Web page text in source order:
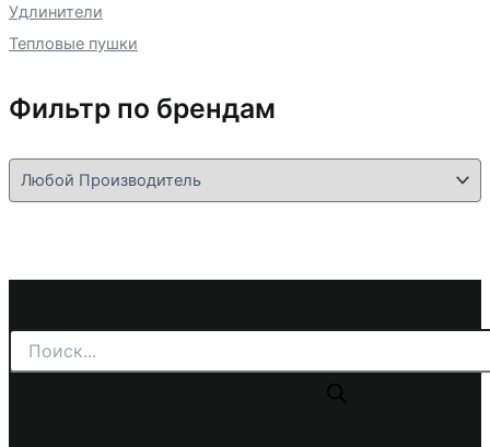
Удлинители
Тепловые пушки
Фильтр по брендам
Поиск
товаров